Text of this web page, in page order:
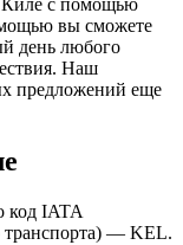
Киле с помощью
вы сможете
день любого
Наш
предложений еще
код IATA
транспорта) — KEL.